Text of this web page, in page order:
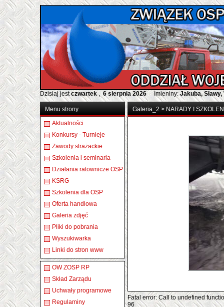
Dzisiaj jestczwartek,6 sierpnia 2026 Imieniny:Jakuba,
Menu strony
Aktualności
Konkursy - Turnieje
Zawody strażackie
Szkolenia i seminaria
Działania ratownicze OSP
KSRG
Szkolenia dla OSP
Oferta handlowa
Galeria zdjęć
Pliki do pobrania
Wyszukiwarka
Linki do stron www
OW ZOSP RP
Skład Zarządu
Uchwały programowe
Regulaminy
Galeria_2 > NARADY I
Fatal error: Call to undefined
96